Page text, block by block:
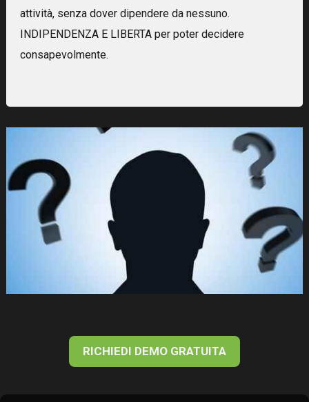
attività, senza dover dipendere da nessuno.
INDIPENDENZA E LIBERTA per poter decidere
consapevolmente.
RICHIEDI DEMO GRATUITA